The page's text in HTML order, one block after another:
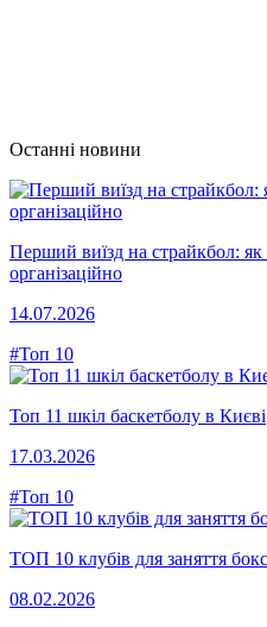
Останні новини
Перший виїзд на страйкбол: як
організаційно
14.07.2026
#Топ 10
Топ 11 шкіл баскетболу в Києві
17.03.2026
#Топ 10
ТОП 10 клубів для заняття
08.02.2026